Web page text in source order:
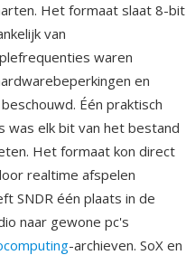
Het formaat slaat 8-bit
van
waren
en
Één praktisch
elk bit van het bestand
Het formaat kon direct
realtime afspelen
SNDR één plaats in de
naar gewone pc's
-archieven. SoX en